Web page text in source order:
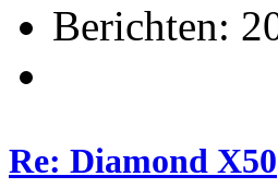
Berichten:
Re: Diamond X50